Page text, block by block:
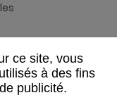
Laetitia Fey
ce site, vous
à des fins
publicité.